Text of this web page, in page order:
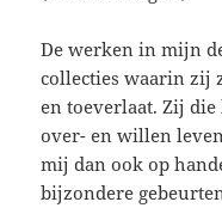
De werken in mijn
collecties waarin zij
en toeverlaat. Zij
over- en willen
mij dan ook op
bijzondere